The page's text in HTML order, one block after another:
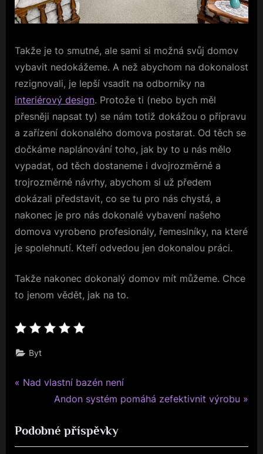
Takže je to smutné, ale sami si možná svůj domov
vybavit nedokážeme. A než abychom na dokonalost
rezignovali, je lepší vsadit na odborníky na
interiérový design. Protože ti (nebo bych měl
přesněji napsat ty) se nám totiž dokážou o přípravu
a zařízení dokonalého domova postarat. Od těch se
dočkáme naplánování toho, jak by to u nás mělo
vypadat, od těch dostaneme i dvojrozměrné a
trojrozměrné návrhy, abychom si už předem
dokázali představit, co se tu pro nás chystá, a
nakonec je pro nás dokonalé vybavení našeho
domova vyrobeno profesionály, řemeslníky, na které
je spolehnutí. Kteří odvedou jen dokonalou práci.
Takže nakonec dokonalý domov mít můžeme. Chce
to jenom vědět, jak na to.
Byt
Navigace
příspěvek
P
v
i
Nad vlastní bazén není
N
x
t
Andon systém pomáhá zefektivnit výrobu
Podobné příspěvky